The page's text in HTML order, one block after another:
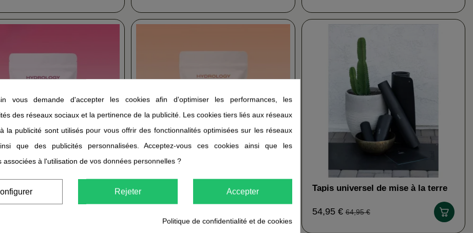
Tapis universel de mise à la terre
54,95 €64,95 €
vous demande d'accepter les cookies afin d'optimiser les performances, les
des réseaux sociaux et la pertinence de la publicité. Les cookies tiers liés aux réseaux
la publicité sont utilisés pour vous offrir des fonctionnalités optimisées sur les réseaux
que des publicités personnalisées. Acceptez-vous ces cookies ainsi que les
associées à l'utilisation de vos données personnelles ?
Rejeter Accepter
Politique de confidentialité et de cookies